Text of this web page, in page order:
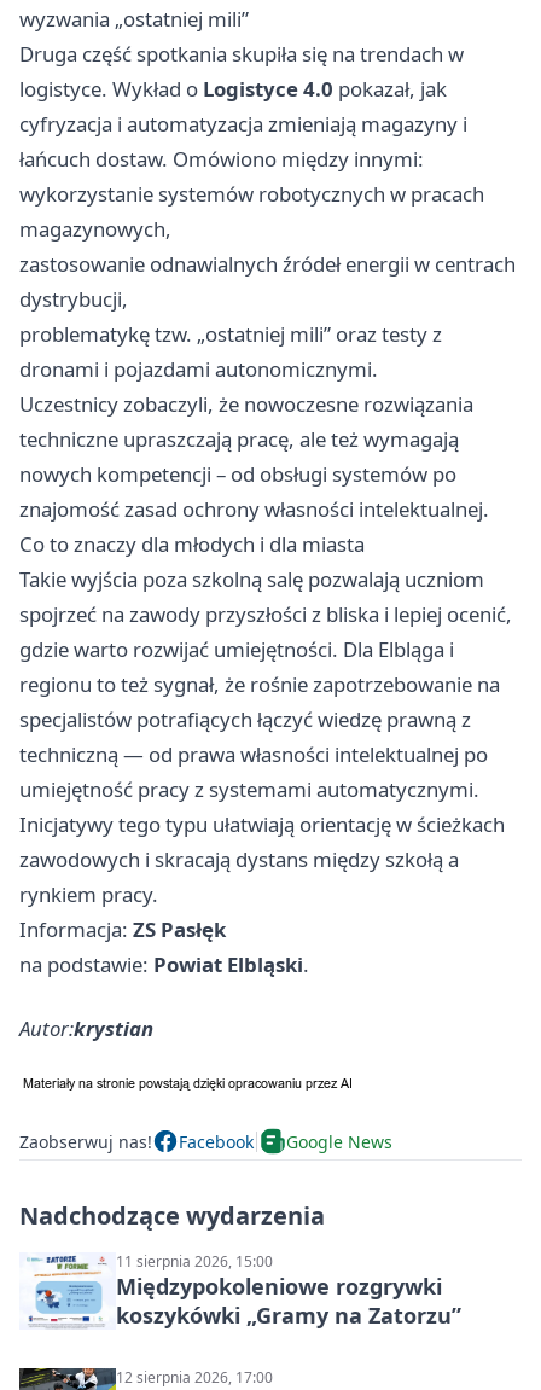
wyzwania „ostatniej mili”
Druga część spotkania skupiła się na trendach w
logistyce. Wykład o Logistyce 4.0 pokazał, jak
cyfryzacja i automatyzacja zmieniają magazyny i
łańcuch dostaw. Omówiono między innymi:
wykorzystanie systemów robotycznych w pracach
magazynowych,
zastosowanie odnawialnych źródeł energii w centrach
dystrybucji,
problematykę tzw. „ostatniej mili” oraz testy z
dronami i pojazdami autonomicznymi.
Uczestnicy zobaczyli, że nowoczesne rozwiązania
techniczne upraszczają pracę, ale też wymagają
nowych kompetencji – od obsługi systemów po
znajomość zasad ochrony własności intelektualnej.
Co to znaczy dla młodych i dla miasta
Takie wyjścia poza szkolną salę pozwalają uczniom
spojrzeć na zawody przyszłości z bliska i lepiej ocenić,
gdzie warto rozwijać umiejętności. Dla Elbląga i
regionu to też sygnał, że rośnie zapotrzebowanie na
specjalistów potrafiących łączyć wiedzę prawną z
techniczną — od prawa własności intelektualnej po
umiejętność pracy z systemami automatycznymi.
Inicjatywy tego typu ułatwiają orientację w ścieżkach
zawodowych i skracają dystans między szkołą a
rynkiem pracy.
Informacja: ZS Pasłęk
na podstawie: Powiat Elbląski.
Autor:krystian
Zaobserwuj nas! Facebook Google News
Nadchodzące wydarzenia
11 sierpnia 2026, 15:00
Międzypokoleniowe rozgrywki
koszykówki „Gramy na Zatorzu”
12 sierpnia 2026, 17:00